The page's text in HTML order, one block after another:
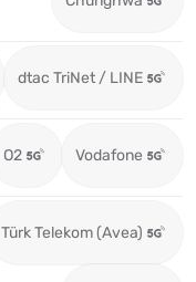
dtac TriNet / LINE
O2 Vodafone
Türk Telekom (Avea)